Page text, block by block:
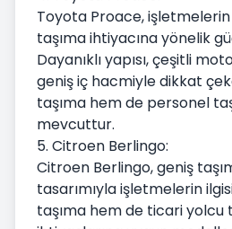
Toyota Proace,
taşıma ihtiyacına yönelik
Dayanıklı yapısı, çeşitli
geniş iç hacmiyle dikkat
taşıma hem de personel
mevcuttur.
5. Citroen Berlingo:
Citroen Berlingo, geniş
tasarımıyla işletmelerin
taşıma hem de ticari yolcu